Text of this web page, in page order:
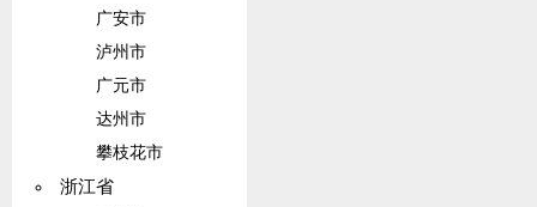
广安市
泸州市
广元市
达州市
攀枝花市
浙江省